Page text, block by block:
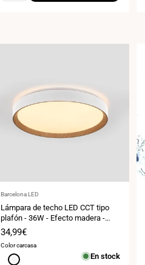
Proveedor:
Barcelona LED
Lámpara de techo LED CCT tipo
plafón - 36W - Efecto madera -
Ø50cm
Precio
de
venta
34,99€
Color carcasa
Blanco En stock